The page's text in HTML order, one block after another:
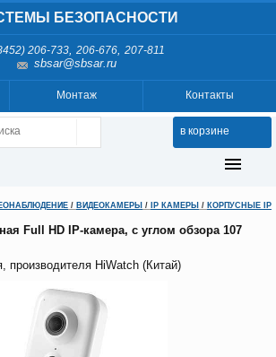
БЕЗОПАСНОСТИ
206-733, 206-676, 207-811
sbsar@sbsar.ru
Контакты
Монтаж
в корзине
/ ВИДЕОКАМЕРЫ / IP КАМЕРЫ / КОРПУСНЫЕ IP
Full HD IP-камера, с углом обзора 107
производителя HiWatch (Китай)